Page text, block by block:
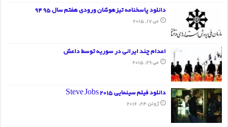
دانلود پاسخنامه تیزهوشان ورودی هفتم سال 95 94
می 17, 2015
اعدام چند ایرانی در سوریه توسط داعش
می 29, 2015
دانلود فیلم سینمایی Steve Jobs 2015
ژوئن 24, 2016